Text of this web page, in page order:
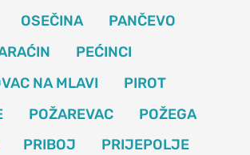
OSEČINA
PANČEVO
PEĆINCI
NA MLAVI
PIROT
POŽAREVAC
POŽEGA
PRIBOJ
PRIJEPOLJE